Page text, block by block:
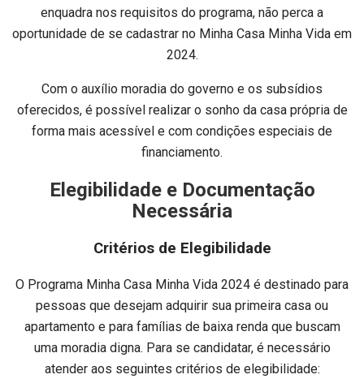
enquadra nos requisitos do programa, não perca a
oportunidade de se cadastrar no Minha Casa Minha Vida em
2024.
Com o auxílio moradia do governo e os subsídios
oferecidos, é possível realizar o sonho da casa própria de
forma mais acessível e com condições especiais de
financiamento.
Elegibilidade e Documentação
Necessária
Critérios de Elegibilidade
O Programa Minha Casa Minha Vida 2024 é destinado para
pessoas que desejam adquirir sua primeira casa ou
apartamento e para famílias de baixa renda que buscam
uma moradia digna. Para se candidatar, é necessário
atender aos seguintes critérios de elegibilidade: